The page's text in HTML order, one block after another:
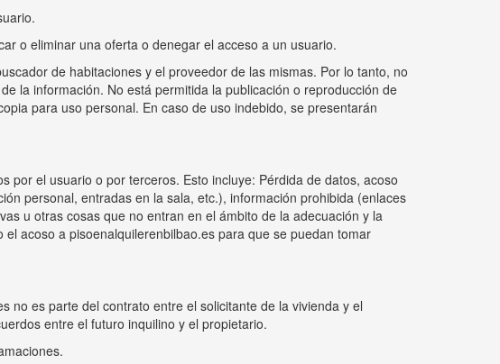
o eliminar una oferta o denegar el acceso a un usuario.
de habitaciones y el proveedor de las mismas. Por lo tanto, no
la información. No está permitida la publicación o reproducción de
para uso personal. En caso de uso indebido, se presentarán
por el usuario o por terceros. Esto incluye: Pérdida de datos, acoso
personal, entradas en la sala, etc.), información prohibida (enlaces
u otras cosas que no entran en el ámbito de la adecuación y la
acoso a pisoenalquilerenbilbao.es para que se puedan tomar
no es parte del contrato entre el solicitante de la vivienda y el
entre el futuro inquilino y el propietario.